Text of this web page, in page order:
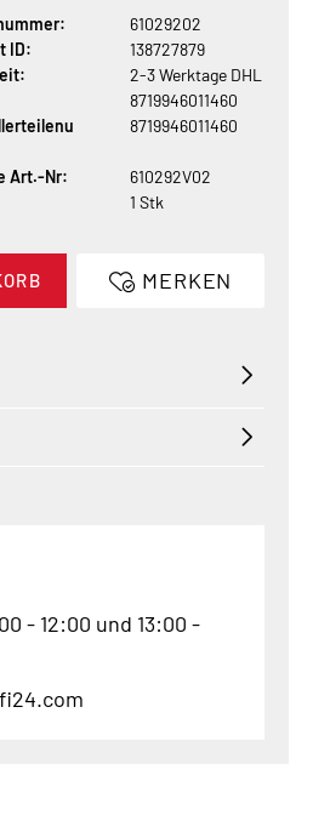
61029202
ID:
138727879
2-3 Werktage DHL
8719946011460
8719946011460
Art.-Nr:
610292V02
1 Stk
Wert ein
MERKEN
- 12:00 und 13:00 -